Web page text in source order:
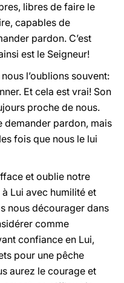
libres de faire le
capables de
pardon. C’est
est le Seigneur!
l’oublions souvent:
Et cela est vrai! Son
proche de nous.
demander pardon, mais
fois que nous le lui
et oublie notre
Lui avec humilité et
nous décourager dans
comme
confiance en Lui,
pour une pêche
aurez le courage et